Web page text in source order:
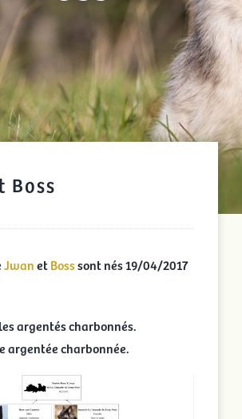
Boss
JwanetBosssont nés 19/04/2017
argentés charbonnés.
argentée charbonnée.